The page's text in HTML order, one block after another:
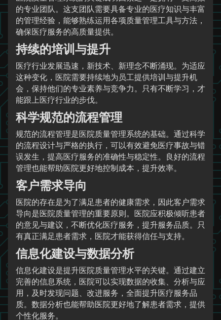
的专业团队。这支团队需要具备专业的医疗知识与丰富
的管理经验，能够熟练运用各项质量管理工具与方法，
确保医疗服务的高质量提供。
持续的培训与提升
医疗行业发展迅速，新技术、新理念不断涌现。为适应
这种变化，医院需要持续地为员工提供培训与提升机
会，保持他们的专业素养与竞争力。只有不断学习，才
能跟上医疗行业的步伐。
科学规范的流程管理
规范的流程管理是医院质量管理系统的基础。通过科学
的流程设计与严格的执行，可以有效避免医疗事故与错
误发生，提高医疗服务的准确性与稳定性。良好的流程
管理也能帮助医院更好地控制成本，提升效率。
客户需求导向
医院的存在是为了满足患者的健康需求，因此客户需求
导向是医院质量管理的重要原则。医院应积极倾听患者
的意见与建议，不断优化医疗服务，提升服务品质。只
有真正满足患者需求，医院才能获得信任与支持。
信息化建设与数据分析
信息化建设是提升医院质量管理水平的关键。通过建立
完善的信息系统，医院可以实现数据的收集、分析与应
用，及时发现问题、改进服务，全面提升医疗服务品
质。数据分析也能帮助医院更好地了解患者需求，提供
个性化服务。